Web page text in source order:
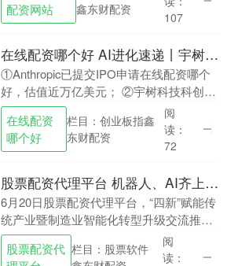
剧，出路在何方？在出....
配资网站
鑫东财配资
107
在线配资哪个好 AI进化速递丨宇树单款人形机器人累计生产下线约11000台
①Anthropic已提交IPO申请在线配资哪个
好，估值近万亿美元； ②宇树科技科创板
IPO审核状态变更为提交注册； ③宇树单
款人形机器人累计生产下线约1100....
在线配资
哪个好
栏目：创业板指鑫
东财配资
阅
读：
72
股票配资代理平台 机器人、AI齐上阵！广东靠这“四新”赋能传统产业
6月20日股票配资代理平台，“四新”赋能传
统产业暨制造业智能化转型升级交流推介
活动在中山举行。记者在现场获悉，广东
将出台“四新”赋能传统产业转型升级工作
股票配资代 栏目：股票软件
阅
读：